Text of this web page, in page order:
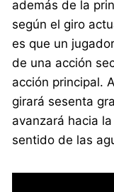
además de la
según el giro
es que un
de una acción
acción principal.
girará sesenta
avanzará hacia
sentido de las